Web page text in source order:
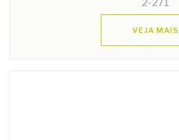
2-271
VEJA MAIS